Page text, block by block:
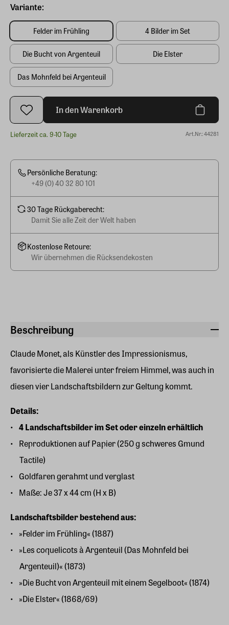
Beschreibung
Claude Monet, als Künstler des Impressionismus,
favorisierte die Malerei unter freiem Himmel, was auch in
diesen vier Landschaftsbildern zur Geltung kommt.
Details:
4 Landschaftsbilder im Set oder einzeln erhältlich
Reproduktionen auf Papier (250 g schweres Gmund
Tactile)
Goldfaren gerahmt und verglast
Maße: Je 37 x 44 cm (H x B)
Landschaftsbilder bestehend aus:
»Felder im Frühling« (1887)
»Les coquelicots à Argenteuil (Das Mohnfeld bei
Argenteuil)« (1873)
»Die Bucht von Argenteuil mit einem Segelboot« (1874)
»Die Elster« (1868/69)
Variante:
Felder im Frühling 4 Bilder im Set
Die Bucht von Argenteuil Die Elster
Das Mohnfeld bei Argenteuil
In den Warenkorb
Lieferzeit ca. 9-10 Tage Art.Nr.: 44281
Persönliche Beratung:
+49 (0) 40 32 80 101
30 Tage Rückgaberecht:
Damit Sie alle Zeit der Welt haben
Kostenlose Retoure:
Wir übernehmen die Rücksendekosten